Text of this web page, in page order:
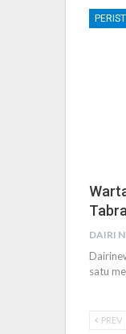
DAIRI
satu
PREV